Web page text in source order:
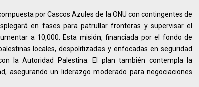
por Cascos Azules de la ONU con contingentes de
en fases para patrullar fronteras y supervisar el
a 10,000. Esta misión, financiada por el fondo de
locales, despolitizadas y enfocadas en seguridad
la Autoridad Palestina. El plan también contempla la
asegurando un liderazgo moderado para negociaciones